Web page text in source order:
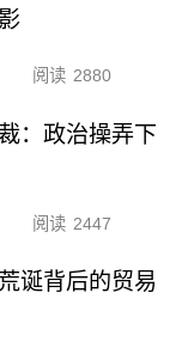
阅读 2880
：政治操弄下
阅读 2447
诞背后的贸易